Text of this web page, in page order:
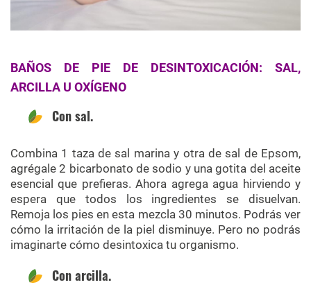
BAÑOS DE PIE DE DESINTOXICACIÓN: SAL,
ARCILLA U OXÍGENO
Con sal.
Combina 1 taza de sal marina y otra de sal de Epsom,
agrégale 2 bicarbonato de sodio y una gotita del aceite
esencial que prefieras. Ahora agrega agua hirviendo y
espera que todos los ingredientes se disuelvan.
Remoja los pies en esta mezcla 30 minutos. Podrás ver
cómo la irritación de la piel disminuye. Pero no podrás
imaginarte cómo desintoxica tu organismo.
Con arcilla.